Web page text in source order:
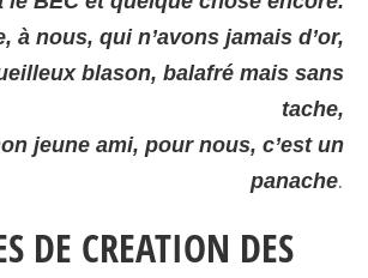
à nous, qui n’avons jamais d’or,
blason, balafré mais sans
tache,
jeune ami, pour nous, c’est un
panache.
DE CREATION DES